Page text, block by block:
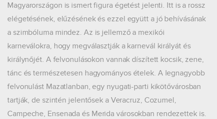
Magyarországon is ismert figura égetést jelenti. Itt is a rossz
elégetésének, elűzésének és ezzel együtt a jó behívásának
a szimbóluma mindez. Az is jellemző a mexikói
karneválokra, hogy megválasztják a karnevál királyát és
királynőjét. A felvonulásokon vannak díszített kocsik, zene,
tánc és természetesen hagyományos ételek. A legnagyobb
felvonulást Mazatlanban, egy nyugati-parti kikötővárosban
tartják, de szintén jelentősek a Veracruz, Cozumel,
Campeche, Ensenada és Merida városokban rendezettek is.